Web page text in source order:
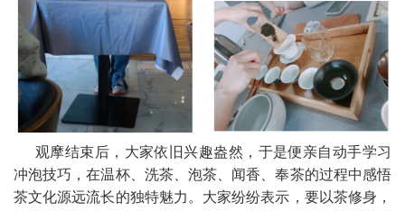
观摩结束后，大家依旧兴趣盎然，于是便亲自动手学习
冲泡技巧，在温杯、洗茶、泡茶、闻香、奉茶的过程中感悟
茶文化源远流长的独特魅力。大家纷纷表示，要以茶修身，